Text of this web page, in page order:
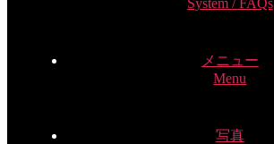
System / FAQs
メニュー
Menu
写真